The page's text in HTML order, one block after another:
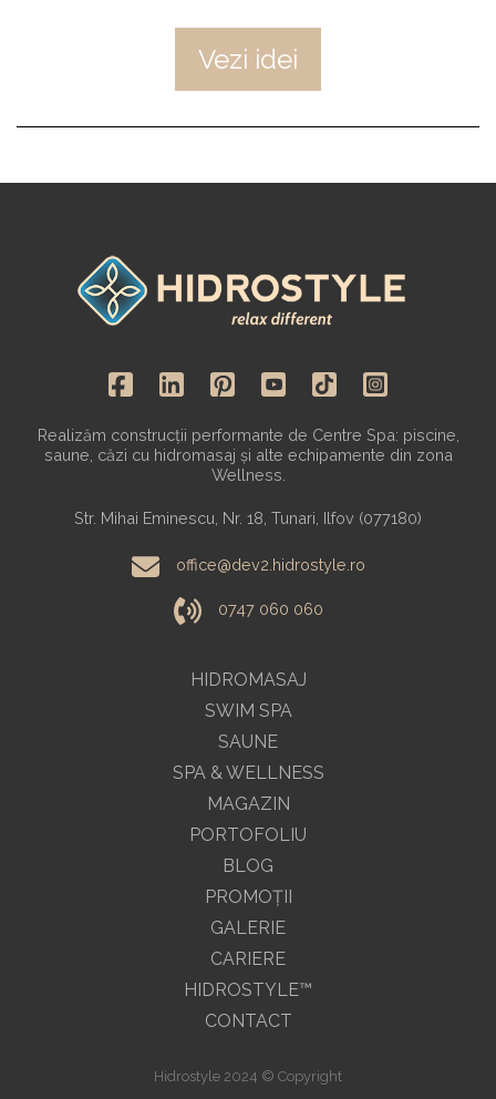
Vezi idei
HIDROMASAJ
SWIM SPA
SAUNE
SPA & WELLNESS
MAGAZIN
Realizăm construcții performante de Centre Spa: piscine,
saune, căzi cu hidromasaj și alte echipamente din zona
Wellness.
Str. Mihai Eminescu, Nr. 18, Tunari, Ilfov (077180)
office@dev2.hidrostyle.ro
0747 060 060
PORTOFOLIU
BLOG
PROMOŢII
GALERIE
CARIERE
HIDROSTYLE™
CONTACT
Hidrostyle 2024 © Copyright